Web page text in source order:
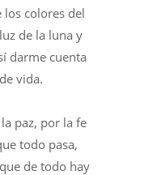
colores del
de la luna y
darme cuenta
vida.
paz, por la fe
todo pasa,
de todo hay